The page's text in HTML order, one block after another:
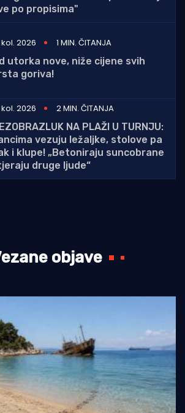
po propisima"
kol. 2026
1 MIN. ČITANJA
utorka nove, niže cijene svih
goriva!
kol. 2026
2 MIN. ČITANJA
NA PLAŽI U TURNJU:
vezuju ležaljke, stolove pa
i klupe! „Betoniraju suncobrane
druge ljude“
objave